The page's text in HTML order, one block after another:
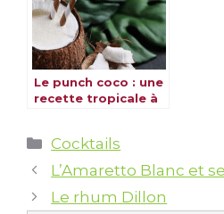
Le punch coco : une
recette tropicale à
Catégories
Cocktails
L’Amaretto Blanc et
Le rhum Dillon